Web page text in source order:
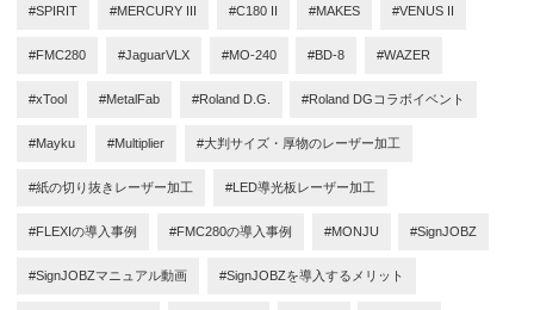
#SPIRIT #MERCURY III #C180 II #MAKES #VENUS II
#FMC280 #JaguarVLX #MO-240 #BD-8 #WAZER
#xTool #MetalFab #Roland D.G. #Roland DGコラボイベント
#Mayku #Multiplier #大判サイズ・厚物のレーザー加工
#紙の切り抜きレーザー加工 #LED導光板レーザー加工
#FLEXIの導入事例 #FMC280の導入事例 #MONJU #SignJOBZ
#SignJOBZマニュアル動画 #SignJOBZを導入するメリット